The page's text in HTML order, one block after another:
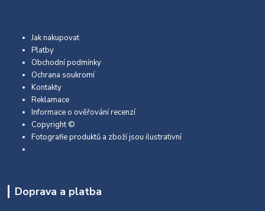
Jak nakupovat
Platby
Obchodní podmínky
Ochrana soukromí
Kontakty
Reklamace
Informace o ověřování recenzí
Copyright ©
Fotografie produktů a zboží jsou ilustrativní
Doprava a platba